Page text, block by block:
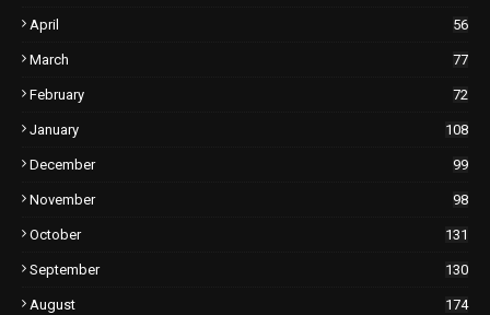
April 56
March 77
February 72
January 108
December 99
November 98
October 131
September 130
August 174